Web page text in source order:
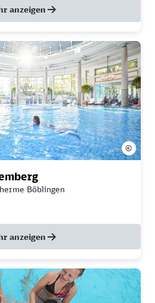
anzeigen
Böblingen
Bahnhof Böblingen
Kilometer
anzeigen
©